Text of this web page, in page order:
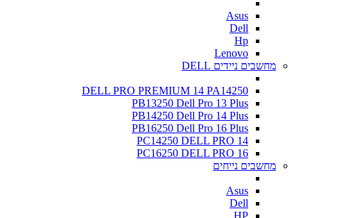
Asus
Dell
Hp
Lenovo
מחשבים ניידים DELL
DELL PRO PREMIUM 14 PA14250
PB13250 Dell Pro 13 Plus
PB14250 Dell Pro 14 Plus
PB16250 Dell Pro 16 Plus
PC14250 DELL PRO 14
PC16250 DELL PRO 16
מחשבים נייחים
Asus
Dell
HP